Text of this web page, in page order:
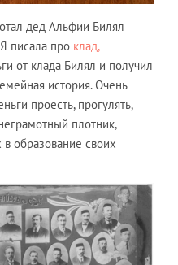
дед Альфии Билял
писала про клад,
от клада Билял и получил
история. Очень
проесть, прогулять,
плотник,
образование своих